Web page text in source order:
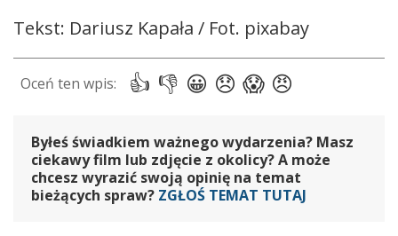
Tekst: Dariusz Kapała / Fot. pixabay
Byłeś świadkiem ważnego wydarzenia? Masz
ciekawy film lub zdjęcie z okolicy? A może
chcesz wyrazić swoją opinię na temat
bieżących spraw? ZGŁOŚ TEMAT TUTAJ